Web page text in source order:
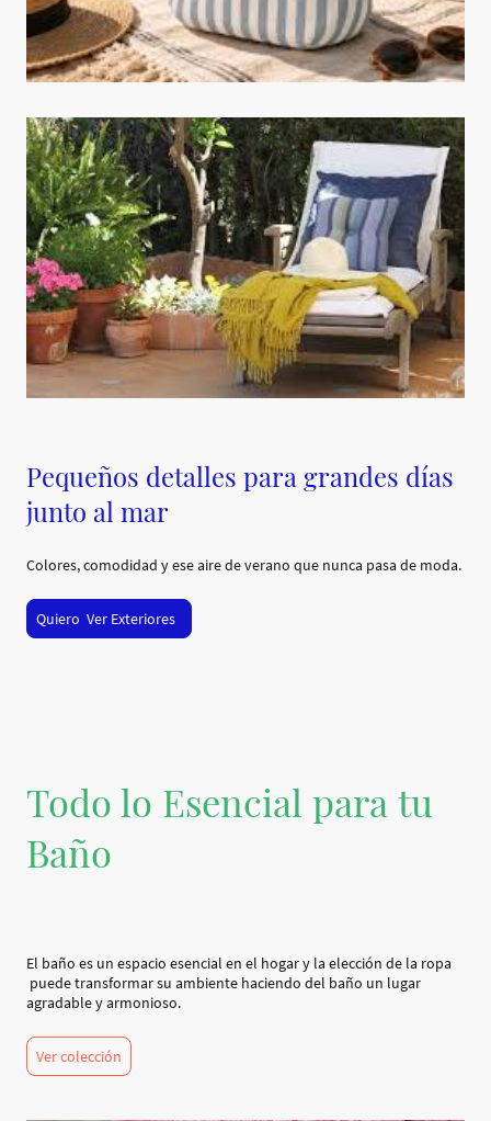
Pequeños detalles para grandes días
junto al mar
Colores, comodidad y ese aire de verano que nunca pasa de moda.
Quiero Ver Exteriores
Todo lo Esencial para tu
Baño
El baño es un espacio esencial en el hogar y la elección de la ropa
puede transformar su ambiente haciendo del baño un lugar
agradable y armonioso.
Ver colección